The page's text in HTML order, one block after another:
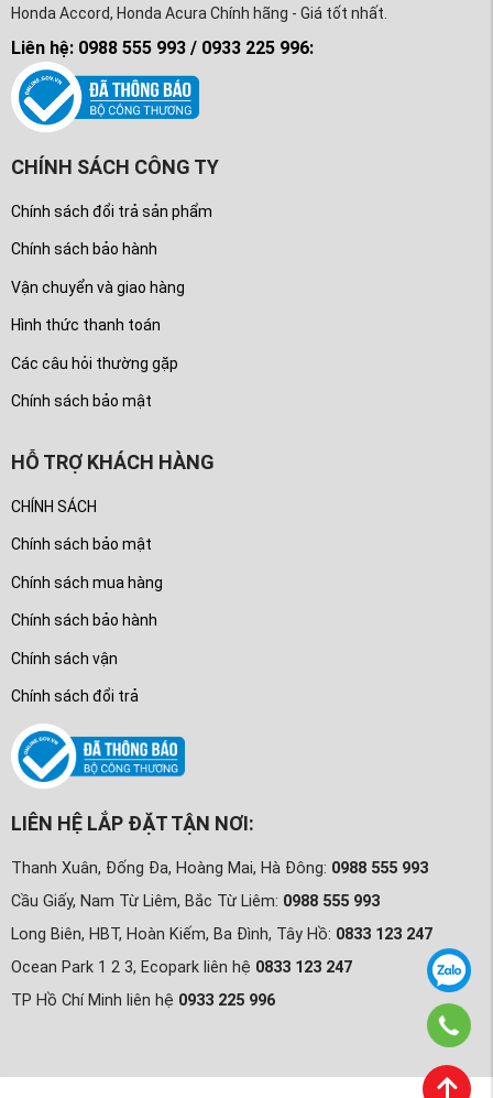
Honda Accord, Honda Acura Chính hãng - Giá tốt nhất.
Liên hệ: 0988 555 993 / 0933 225 996:
CHÍNH SÁCH CÔNG TY
Chính sách đổi trả sản phẩm
Chính sách bảo hành
Vận chuyển và giao hàng
Hình thức thanh toán
Các câu hỏi thường gặp
Chính sách bảo mật
HỖ TRỢ KHÁCH HÀNG
CHÍNH SÁCH
Chính sách bảo mật
Chính sách mua hàng
Chính sách bảo hành
Chính sách vận
Chính sách đổi trả
LIÊN HỆ LẮP ĐẶT TẬN NƠI:
Thanh Xuân, Đống Đa, Hoàng Mai, Hà Đông: 0988 555 993
Cầu Giấy, Nam Từ Liêm, Bắc Từ Liêm: 0988 555 993
Long Biên, HBT, Hoàn Kiếm, Ba Đình, Tây Hồ: 0833 123 247
Ocean Park 1 2 3, Ecopark liên hệ 0833 123 247
TP Hồ Chí Minh liên hệ 0933 225 996